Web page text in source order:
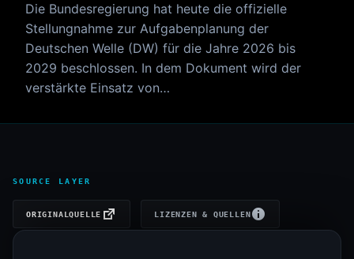
Die Bundesregierung hat heute die offizielle
Stellungnahme zur Aufgabenplanung der
Deutschen Welle (DW) für die Jahre 2026 bis
2029 beschlossen. In dem Dokument wird der
verstärkte Einsatz von…
SOURCE LAYER
ORIGINALQUELLE LIZENZEN & QUELLEN